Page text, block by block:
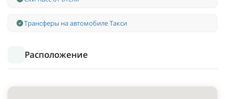
Трансферы на автомобиле Такси
Расположение